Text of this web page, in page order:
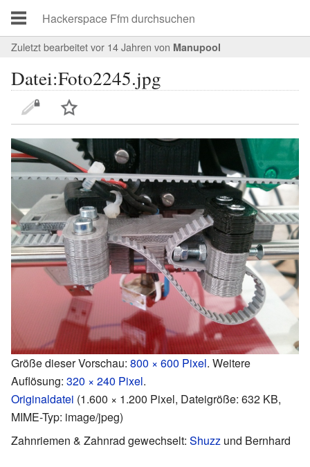
Zuletzt bearbeitet vor 14 Jahren von Manupool
Datei:Foto2245.jpg
Größe dieser Vorschau: 800 × 600 Pixel. Weitere
Auflösung: 320 × 240 Pixel.
Originaldatei (1.600 × 1.200 Pixel, Dateigröße: 632 KB,
MIME-Typ: image/jpeg)
Zahnriemen & Zahnrad gewechselt: Shuzz und Bernhard